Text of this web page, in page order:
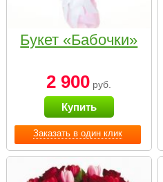
Заказать в один клик
Букет «Бабочки»
2 900 руб.
Купить